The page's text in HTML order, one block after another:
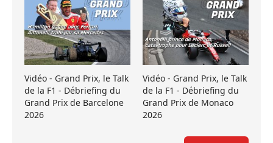
Vidéo - Grand Prix, le Talk
de la F1 - Débriefing du
Grand Prix de Barcelone
2026
Vidéo - Grand Prix, le Talk
de la F1 - Débriefing du
Grand Prix de Monaco
2026